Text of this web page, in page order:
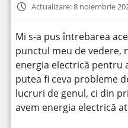
Actualizare: 8 noiembrie
Mi s-a pus întrebarea
punctul meu de vedere,
energia electrică pentru
putea fi ceva probleme
lucruri de genul, ci din
avem energia electrică